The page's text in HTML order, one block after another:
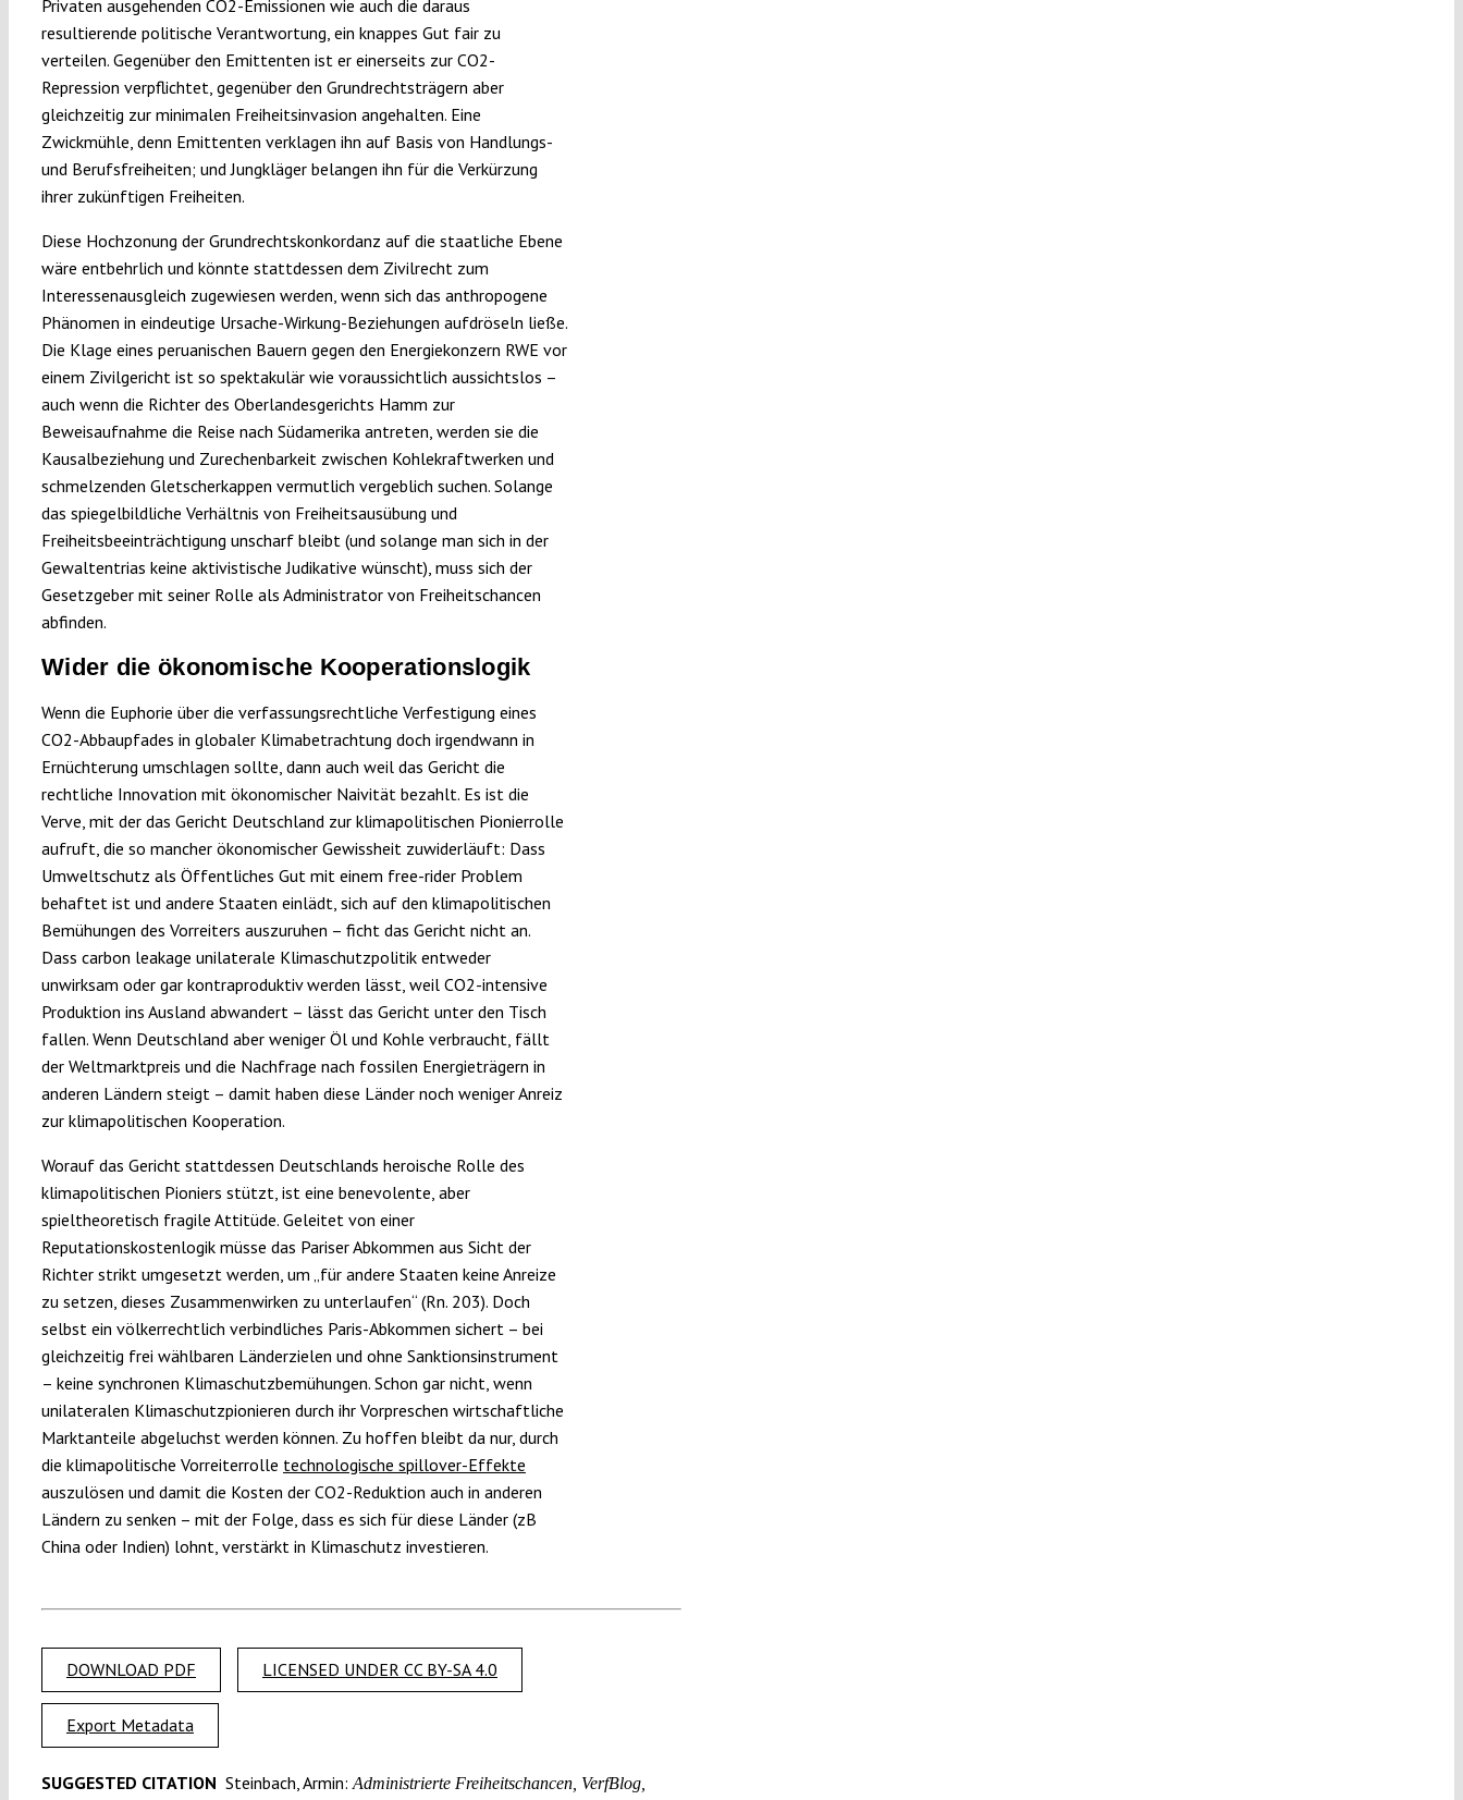
Privaten ausgehenden CO2-Emissionen wie auch die daraus
resultierende politische Verantwortung, ein knappes Gut fair zu
verteilen. Gegenüber den Emittenten ist er einerseits zur CO2-
Repression verpflichtet, gegenüber den Grundrechtsträgern aber
gleichzeitig zur minimalen Freiheitsinvasion angehalten. Eine
Zwickmühle, denn Emittenten verklagen ihn auf Basis von Handlungs-
und Berufsfreiheiten; und Jungkläger belangen ihn für die Verkürzung
ihrer zukünftigen Freiheiten.
Diese Hochzonung der Grundrechtskonkordanz auf die staatliche Ebene
wäre entbehrlich und könnte stattdessen dem Zivilrecht zum
Interessenausgleich zugewiesen werden, wenn sich das anthropogene
Phänomen in eindeutige Ursache-Wirkung-Beziehungen aufdröseln ließe.
Die Klage eines peruanischen Bauern gegen den Energiekonzern RWE vor
einem Zivilgericht ist so spektakulär wie voraussichtlich aussichtslos –
auch wenn die Richter des Oberlandesgerichts Hamm zur
Beweisaufnahme die Reise nach Südamerika antreten, werden sie die
Kausalbeziehung und Zurechenbarkeit zwischen Kohlekraftwerken und
schmelzenden Gletscherkappen vermutlich vergeblich suchen. Solange
das spiegelbildliche Verhältnis von Freiheitsausübung und
Freiheitsbeeinträchtigung unscharf bleibt (und solange man sich in der
Gewaltentrias keine aktivistische Judikative wünscht), muss sich der
Gesetzgeber mit seiner Rolle als Administrator von Freiheitschancen
abfinden.
Wider die ökonomische Kooperationslogik
Wenn die Euphorie über die verfassungsrechtliche Verfestigung eines
CO2-Abbaupfades in globaler Klimabetrachtung doch irgendwann in
Ernüchterung umschlagen sollte, dann auch weil das Gericht die
rechtliche Innovation mit ökonomischer Naivität bezahlt. Es ist die
Verve, mit der das Gericht Deutschland zur klimapolitischen Pionierrolle
aufruft, die so mancher ökonomischer Gewissheit zuwiderläuft: Dass
Umweltschutz als Öffentliches Gut mit einem free-rider Problem
behaftet ist und andere Staaten einlädt, sich auf den klimapolitischen
Bemühungen des Vorreiters auszuruhen – ficht das Gericht nicht an.
Dass carbon leakage unilaterale Klimaschutzpolitik entweder
unwirksam oder gar kontraproduktiv werden lässt, weil CO2-intensive
Produktion ins Ausland abwandert – lässt das Gericht unter den Tisch
fallen. Wenn Deutschland aber weniger Öl und Kohle verbraucht, fällt
der Weltmarktpreis und die Nachfrage nach fossilen Energieträgern in
anderen Ländern steigt – damit haben diese Länder noch weniger Anreiz
zur klimapolitischen Kooperation.
Worauf das Gericht stattdessen Deutschlands heroische Rolle des
klimapolitischen Pioniers stützt, ist eine benevolente, aber
spieltheoretisch fragile Attitüde. Geleitet von einer
Reputationskostenlogik müsse das Pariser Abkommen aus Sicht der
Richter strikt umgesetzt werden, um „für andere Staaten keine Anreize
zu setzen, dieses Zusammenwirken zu unterlaufen“ (Rn. 203). Doch
selbst ein völkerrechtlich verbindliches Paris-Abkommen sichert – bei
gleichzeitig frei wählbaren Länderzielen und ohne Sanktionsinstrument
– keine synchronen Klimaschutzbemühungen. Schon gar nicht, wenn
unilateralen Klimaschutzpionieren durch ihr Vorpreschen wirtschaftliche
Marktanteile abgeluchst werden können. Zu hoffen bleibt da nur, durch
die klimapolitische Vorreiterrolle technologische spillover-Effekte
auszulösen und damit die Kosten der CO2-Reduktion auch in anderen
Ländern zu senken – mit der Folge, dass es sich für diese Länder (zB
China oder Indien) lohnt, verstärkt in Klimaschutz investieren.
DOWNLOAD PDF LICENSED UNDER CC BY-SA 4.0
Export Metadata
SUGGESTED CITATION Steinbach, Armin: Administrierte Freiheitschancen, VerfBlog,